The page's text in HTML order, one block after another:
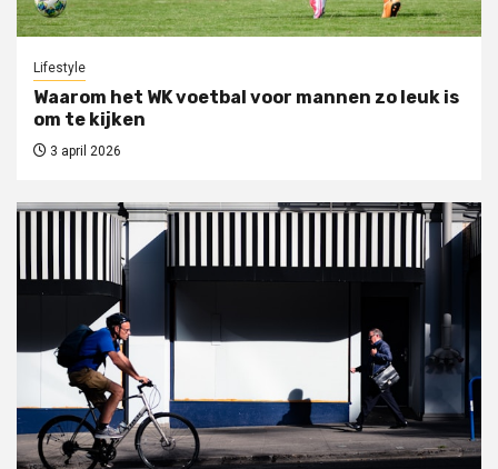
Lifestyle
Waarom het WK voetbal voor mannen zo leuk is
om te kijken
3 april 2026